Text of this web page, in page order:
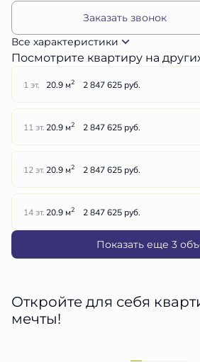
Заказать звонок
Все характеристики
Посмотрите квартиру на
1 эт. 20.9 м2 2 847 625 руб.
11 эт. 20.9 м2 2 847 625 руб.
12 эт. 20.9 м2 2 847 625 руб.
14 эт. 20.9 м2 2 847 625 руб.
Показать еще 3
Откройте для себя
мечты!